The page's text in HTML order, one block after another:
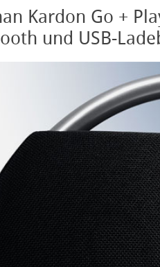
Kardon Go +
und USB-